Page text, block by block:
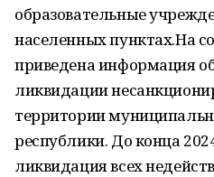
образовательные
населенных пунктах.На
приведена информация
ликвидации
территории
республики. До конца
ликвидация всех